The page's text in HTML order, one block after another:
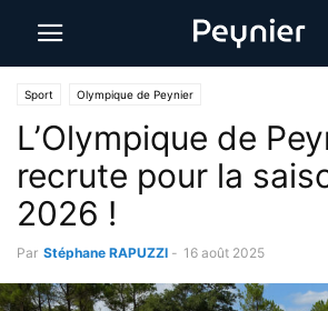
Sport Olympique de Peynier
L’Olympique de
recrute pour la
2026 !
Par Stéphane RAPUZZI - 16 août 2025